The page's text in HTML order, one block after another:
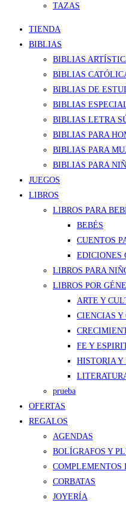
TAZAS
TIENDA
BIBLIAS
BIBLIAS
BIBLIAS
BIBLIAS DE
BIBLIAS
BIBLIAS LETRA
BIBLIAS PARA
BIBLIAS PARA
BIBLIAS PARA
JUEGOS
LIBROS
LIBROS PARA
BEBÉS
CUENTOS
EDICIONES
LIBROS PARA
LIBROS POR
ARTE Y
CIENCIAS Y
FE Y
HISTORIA Y
prueba
OFERTAS
REGALOS
AGENDAS
BOLÍGRAFOS Y
COMPLEMENTOS
CORBATAS
JOYERÍA